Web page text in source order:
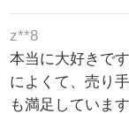
z**8
本当に大好きで
によくて、売り
も満足しています